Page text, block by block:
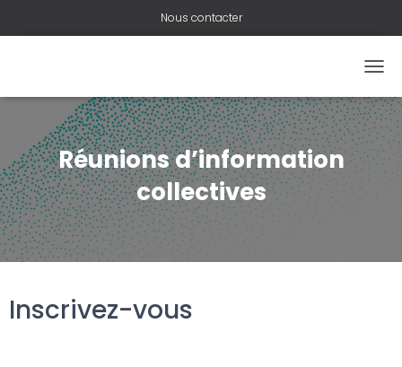
Nous contacter
U
V
R
R
Réunions d’information
collectives
Inscrivez-vous